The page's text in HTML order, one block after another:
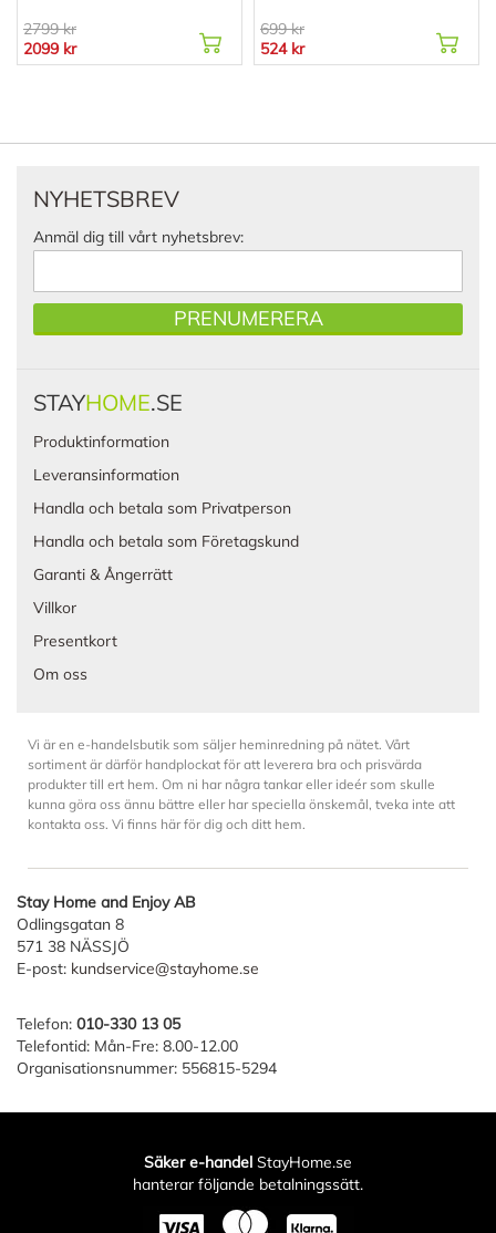
2799 kr
2099 kr
699 kr
524 kr
NYHETSBREV
Anmäl dig till vårt nyhetsbrev:
PRENUMERERA
STAYHOME.SE
Produktinformation
Leveransinformation
Handla och betala som Privatperson
Handla och betala som Företagskund
Garanti & Ångerrätt
Villkor
Presentkort
Om oss
Vi är en e-handelsbutik som säljer heminredning på nätet. Vårt
sortiment är därför handplockat för att leverera bra och prisvärda
produkter till ert hem. Om ni har några tankar eller ideér som skulle
kunna göra oss ännu bättre eller har speciella önskemål, tveka inte att
kontakta oss. Vi finns här för dig och ditt hem.
Stay Home and Enjoy AB
Odlingsgatan 8
571 38 NÄSSJÖ
E-post: kundservice@stayhome.se
Telefon: 010-330 13 05
Telefontid: Mån-Fre: 8.00-12.00
Organisationsnummer: 556815-5294
Säker e-handel StayHome.se
hanterar följande betalningssätt.